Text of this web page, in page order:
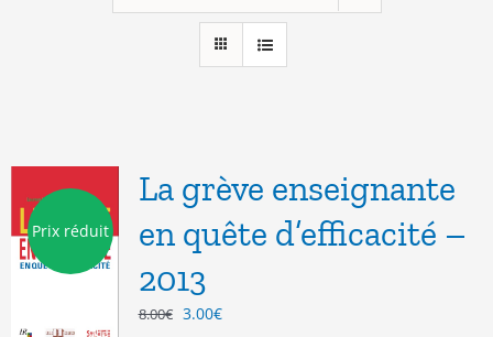
Prix réduit
La grève enseignante
en quête d’efficacité –
2013
8.00€ Le
3.00€Le